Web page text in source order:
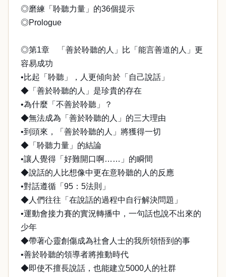
◎磨練「聆聽力量」的36個提示
◎Prologue
◎第1章 「善於聆聽的人」比「能言善道的人」更
容易成功
•比起「聆聽」，人更傾向於「自己說話」
◆「善於聆聽的人」是珍貴的存在
•為什麼「不善於聆聽」？
◆無法成為「善於聆聽的人」的三大理由
•到頭來，「善於聆聽的人」將獲得一切
◆「聆聽力量」的結論
•讓人覺得「好難開口啊……」的瞬間
◆說話的人比想像中更在意聆聽的人的反應
•對話遵循「95：5法則」
◆人們往往「在說話的過程中自行解決問題」
•運動會接力賽的實況轉播中，一句話也說不出來的
少年
◆帶著心靈創傷成為社會人士的我所領悟到的事
•善於聆聽的領導者將推動時代
◆即使不擅長說話，也能建立5000人的社群